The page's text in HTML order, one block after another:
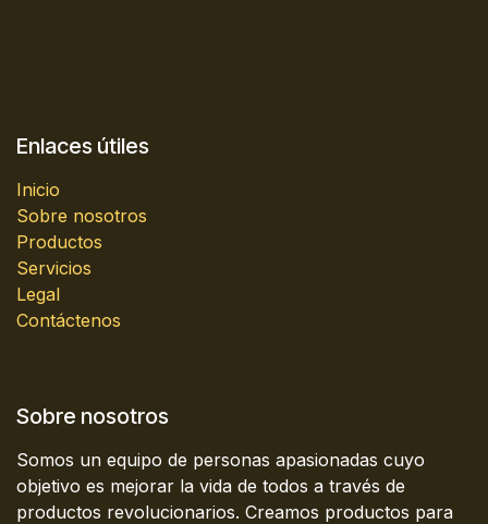
Enlaces útiles
Inicio
Sobre nosotros
Productos
Servicios
Legal
Contáctenos
Sobre nosotros
Somos un equipo de personas apasionadas cuyo
objetivo es mejorar la vida de todos a través de
productos revolucionarios. Creamos productos para